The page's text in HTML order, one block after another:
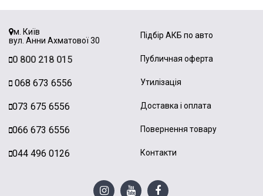
м. Київ
вул. Анни Ахматової 30
0 800 218 015
068 673 6556
073 675 6556
066 673 6556
044 496 0126
Підбір АКБ по авто
Публичная оферта
Утилізація
Доставка і оплата
Повернення товару
Контакти